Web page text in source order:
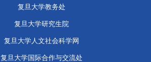
复旦大学教务处
复旦大学研究生院
复旦大学人文社会科学网
复旦大学国际合作与交流处